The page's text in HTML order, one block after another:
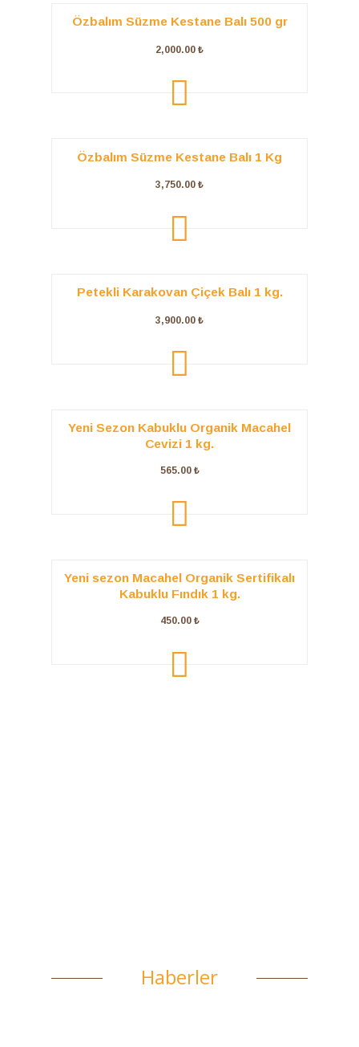
Özbalım Süzme Kestane Balı 500 gr
2,000.00 ₺
ADD TO
Özbalım Süzme Kestane Balı 1 Kg
3,750.00 ₺
ADD TO
Petekli Karakovan Çiçek Balı 1 kg.
3,900.00 ₺
ADD TO
Yeni Sezon Kabuklu Organik Macahel
Cevizi 1 kg.
565.00 ₺
ADD TO
Yeni sezon Macahel Organik Sertifikalı
Kabuklu Fındık 1 kg.
450.00 ₺
ADD TO
Haberler